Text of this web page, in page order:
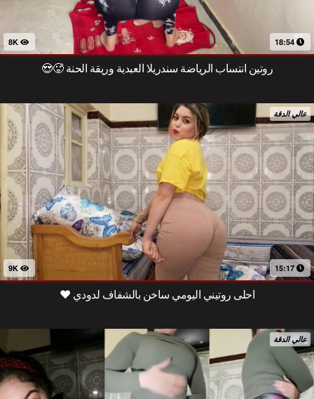
18:54
روتين انتساب الرياضة سندريلا العبدية وريقة الحنة 🥵😍
عالي الدقة
15:17
احلى روتيني اليومي ساخن بالشفاف لدودي ❤️
عالي الدقة